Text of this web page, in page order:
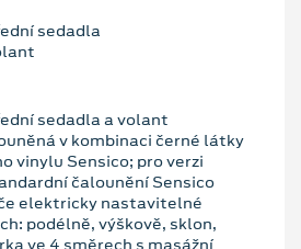
sedadla
sedadla a volant
v kombinaci černé látky
vinylu Sensico; pro verzi
čalounění Sensico
elektricky nastavitelné
podélně, výškově, sklon,
ve 4 směrech s masážní